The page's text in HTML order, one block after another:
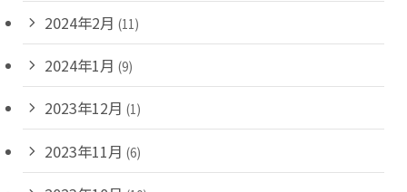
2024年2月 (11)
2024年1月 (9)
2023年12月 (1)
2023年11月 (6)